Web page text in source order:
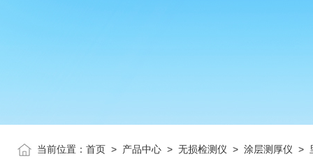
当前位置： 首页 > 产品中心 > 无损检测仪 > 涂层测厚仪 >